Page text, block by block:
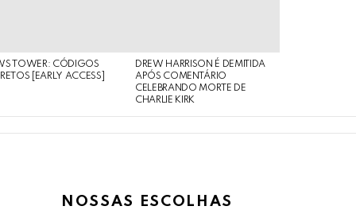
TOWER: CÓDIGOS
[EARLY ACCESS]
DREW HARRISON É DEMITIDA
APÓS COMENTÁRIO
CELEBRANDO MORTE DE
CHARLIE KIRK
NOSSAS ESCOLHAS